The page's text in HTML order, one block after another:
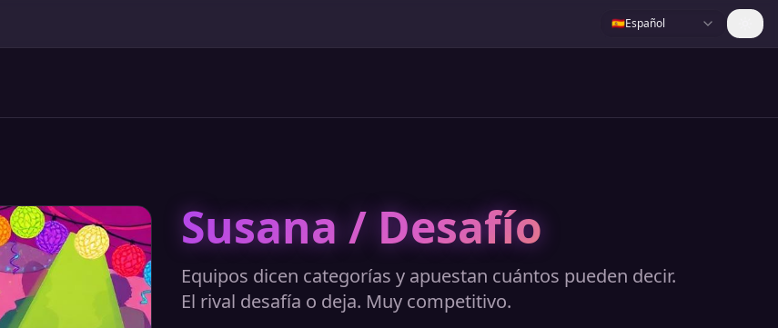
🇪🇸Español
Susana / Desafío
Equipos dicen categorías y apuestan cuántos pueden decir.
El rival desafía o deja. Muy competitivo.